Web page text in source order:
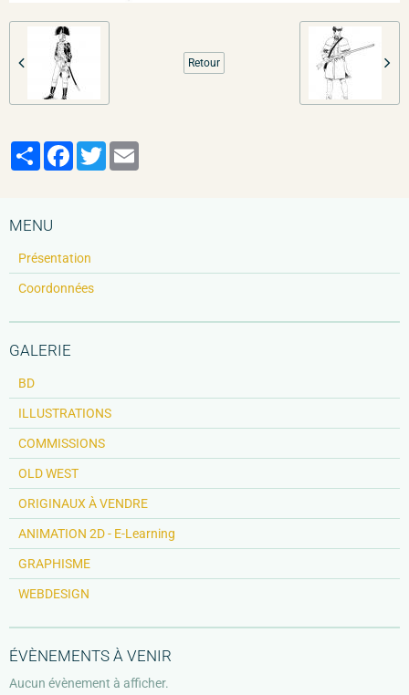
Retour
PartagerFacebook
Twitter
MENU
Présentation
Coordonnées
GALERIE
BD
ILLUSTRATIONS
COMMISSIONS
OLD WEST
ORIGINAUX À VENDRE
ANIMATION 2D - E-Learning
GRAPHISME
WEBDESIGN
ÉVÈNEMENTS À VENIR
Aucun évènement à afficher.